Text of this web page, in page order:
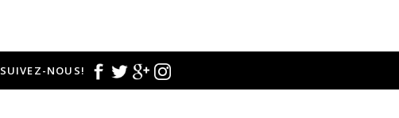
SUIVEZ-NOUS!